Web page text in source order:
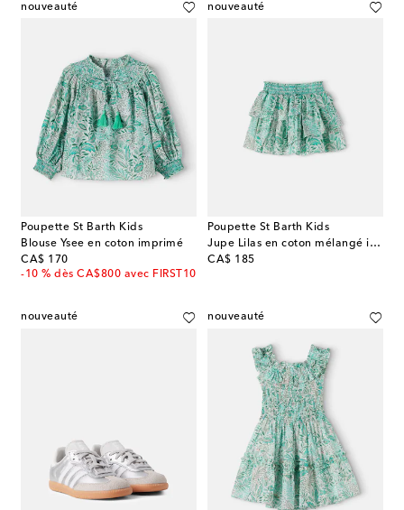
nouveauté
Poupette St Barth Kids
Blouse Ysee en coton imprimé
CA$ 170
original price
-10 % dès CA$800 avec FIRST10
nouveauté
Poupette St Barth Kids
Jupe Lilas en coton mélangé imprimée à volants
CA$ 185
original price
nouveauté nouveauté